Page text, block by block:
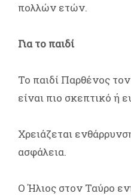
πολλών ετών.
Για το παιδί
Το παιδί Παρθένος
είναι πιο σκεπτικό ή
Χρειάζεται
ασφάλεια.
Ο Ήλιος στον Ταύρο